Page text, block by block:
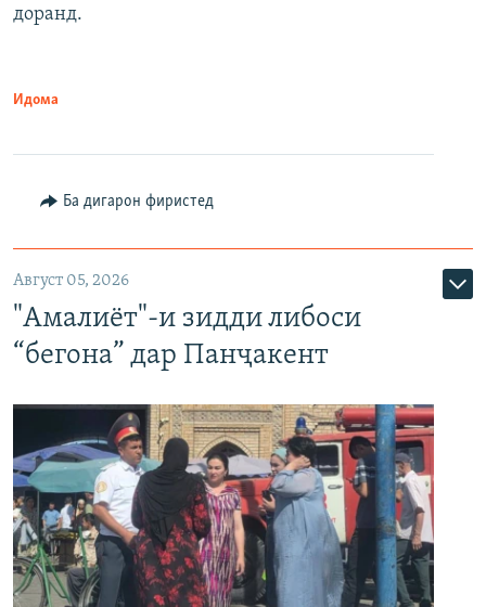
доранд.
Идома
Ба дигарон фиристед
Август 05, 2026
"Амалиёт"-и зидди либоси
“бегона” дар Панҷакент